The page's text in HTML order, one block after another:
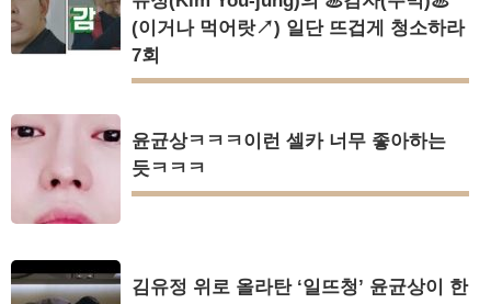
(이거나 먹어랏↗) 일단 뜨겁게 청소하라
7회
윤균상ㅋㅋㅋ이런 셀카 너무 좋아하는
듯ㅋㅋㅋ
김유정 위로 올라탄 ‘일뜨청’ 윤균상이 한